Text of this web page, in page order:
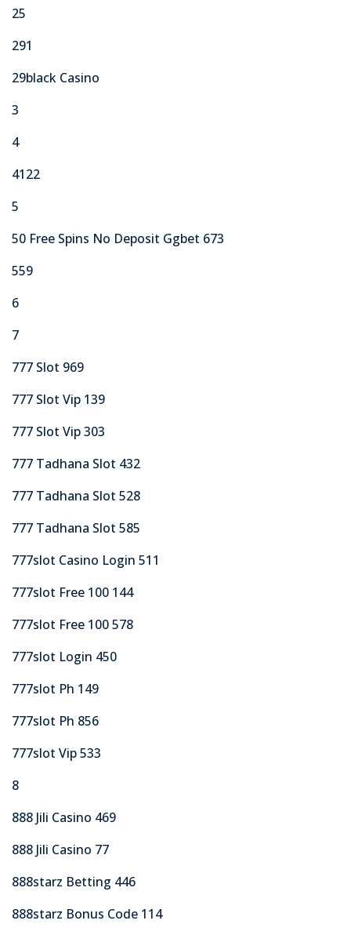
25
291
29black Casino
3
4
4122
5
50 Free Spins No Deposit Ggbet 673
559
6
7
777 Slot 969
777 Slot Vip 139
777 Slot Vip 303
777 Tadhana Slot 432
777 Tadhana Slot 528
777 Tadhana Slot 585
777slot Casino Login 511
777slot Free 100 144
777slot Free 100 578
777slot Login 450
777slot Ph 149
777slot Ph 856
777slot Vip 533
8
888 Jili Casino 469
888 Jili Casino 77
888starz Betting 446
888starz Bonus Code 114